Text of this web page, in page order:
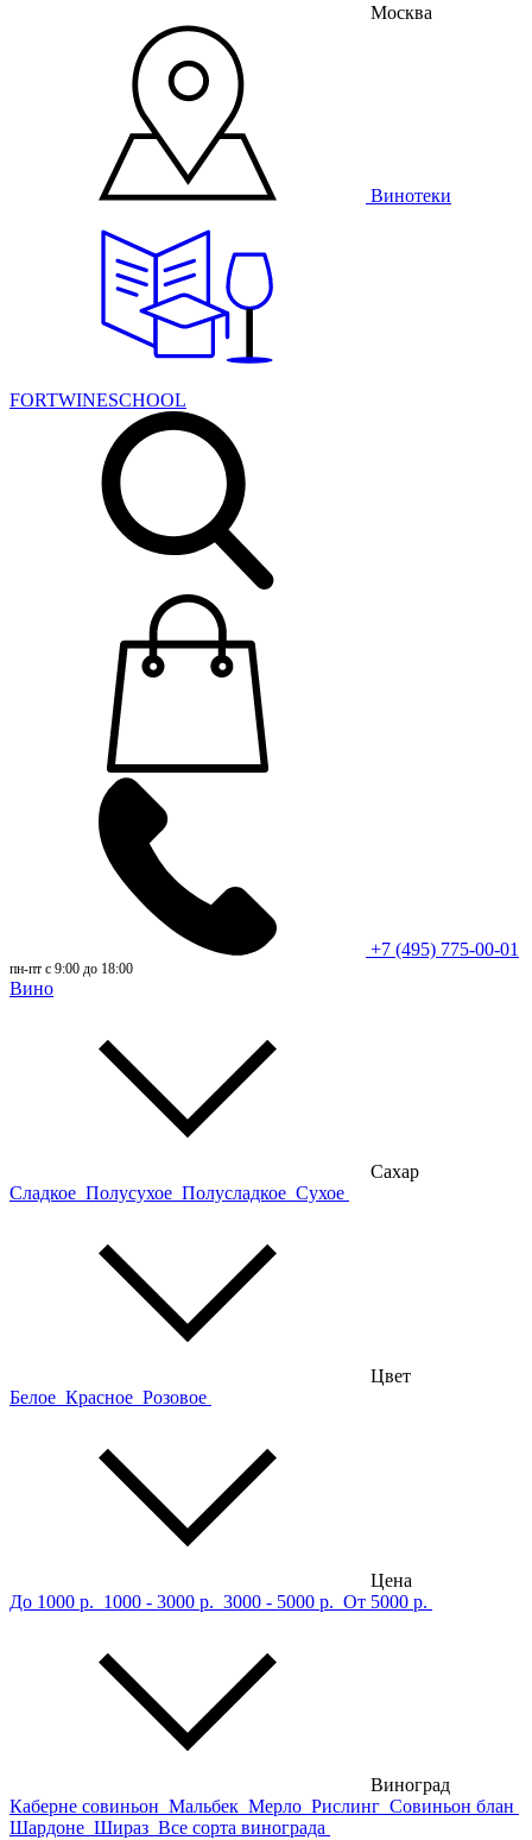
Москва
Винотеки
FORTWINESCHOOL
+7 (495) 775-00-01
пн-пт с 9:00 до 18:00
Вино
Сахар
Сладкое Полусухое Полусладкое Сухое
Цвет
Белое Красное Розовое
Цена
До 1000 р. 1000 - 3000 р. 3000 - 5000 р. От 5000 р.
Виноград
Каберне совиньон Мальбек Мерло Рислинг Совиньон блан
Шардоне Шираз Все сорта винограда